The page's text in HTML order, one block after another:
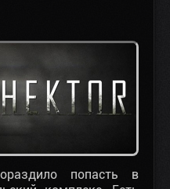
попасть в